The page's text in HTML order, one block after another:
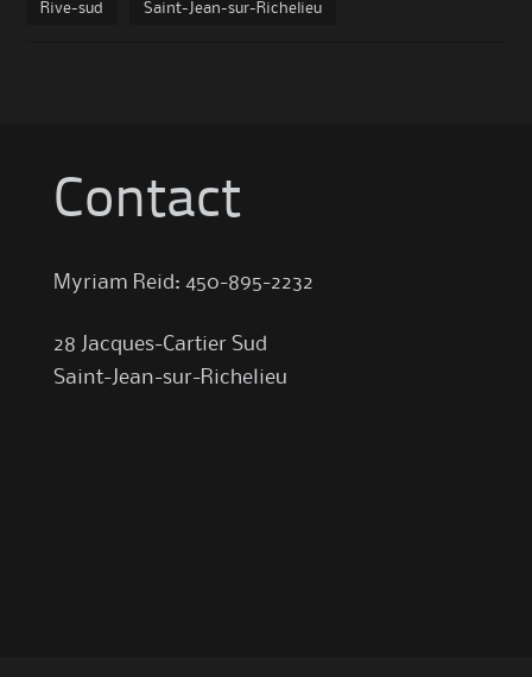
Rive-sud Saint-Jean-sur-Richelieu
Contact
Myriam Reid: 450-895-2232
28 Jacques-Cartier Sud
Saint-Jean-sur-Richelieu